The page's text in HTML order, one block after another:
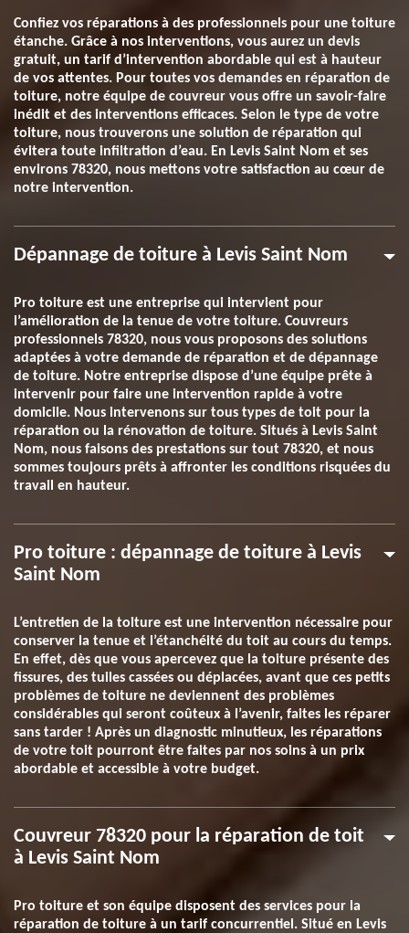
Confiez vos réparations à des professionnels pour une toiture
étanche. Grâce à nos interventions, vous aurez un devis
gratuit, un tarif d’intervention abordable qui est à hauteur
de vos attentes. Pour toutes vos demandes en réparation de
toiture, notre équipe de couvreur vous offre un savoir-faire
inédit et des interventions efficaces. Selon le type de votre
toiture, nous trouverons une solution de réparation qui
évitera toute infiltration d’eau. En Levis Saint Nom et ses
environs 78320, nous mettons votre satisfaction au cœur de
notre intervention.
Dépannage de toiture à Levis Saint Nom
Pro toiture est une entreprise qui intervient pour
l’amélioration de la tenue de votre toiture. Couvreurs
professionnels 78320, nous vous proposons des solutions
adaptées à votre demande de réparation et de dépannage
de toiture. Notre entreprise dispose d’une équipe prête à
intervenir pour faire une intervention rapide à votre
domicile. Nous intervenons sur tous types de toit pour la
réparation ou la rénovation de toiture. Situés à Levis Saint
Nom, nous faisons des prestations sur tout 78320, et nous
sommes toujours prêts à affronter les conditions risquées du
travail en hauteur.
Pro toiture : dépannage de toiture à Levis
Saint Nom
L’entretien de la toiture est une intervention nécessaire pour
conserver la tenue et l’étanchéité du toit au cours du temps.
En effet, dès que vous apercevez que la toiture présente des
fissures, des tuiles cassées ou déplacées, avant que ces petits
problèmes de toiture ne deviennent des problèmes
considérables qui seront coûteux à l’avenir, faites les réparer
sans tarder ! Après un diagnostic minutieux, les réparations
de votre toit pourront être faites par nos soins à un prix
abordable et accessible à votre budget.
Couvreur 78320 pour la réparation de toit
à Levis Saint Nom
Pro toiture et son équipe disposent des services pour la
réparation de toiture à un tarif concurrentiel. Situé en Levis